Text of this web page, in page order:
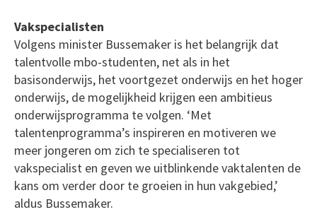
Vakspecialisten
Volgens minister Bussemaker is het belangrijk dat
talentvolle mbo-studenten, net als in het
basisonderwijs, het voortgezet onderwijs en het hoger
onderwijs, de mogelijkheid krijgen een ambitieus
onderwijsprogramma te volgen. ‘Met
talentenprogramma’s inspireren en motiveren we
meer jongeren om zich te specialiseren tot
vakspecialist en geven we uitblinkende vaktalenten de
kans om verder door te groeien in hun vakgebied,’
aldus Bussemaker.